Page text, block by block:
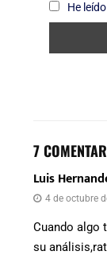
He
7
Luis
4 de octubre
Cuando algo
su